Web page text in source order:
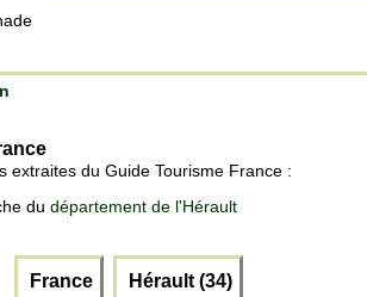
extraites du Guide Tourisme France :
du département de l'Hérault
France Hérault (34)